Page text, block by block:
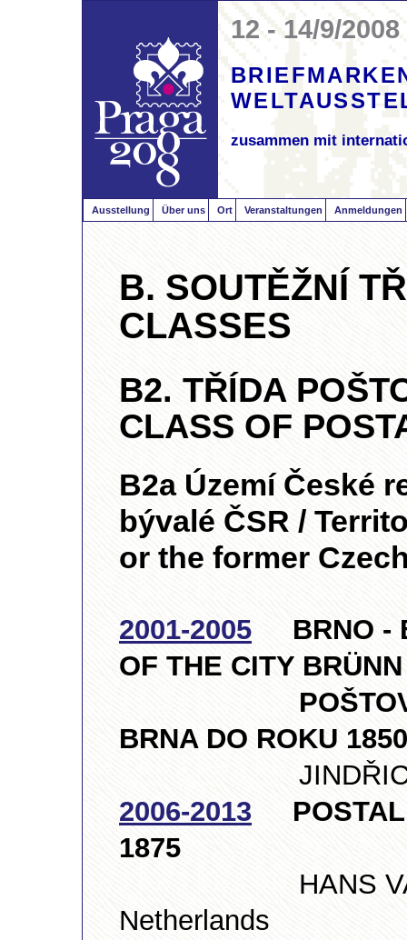
12 - 14/9/2008
zusammen mit
Ausstellung Über uns Ort Veranstaltungen Anmeldungen
B. SOUTĚŽNÍ
CLASSES
B2. TŘÍDA
CLASS OF
B2a Území České
bývalé ČSR /
or the former
2001-2005 BRNO -
OF THE CITY
POŠTOVNÍ
BRNA DO ROKU
JINDŘICH
2006-2013 POSTAL
1875
HANS VAN
Netherlands